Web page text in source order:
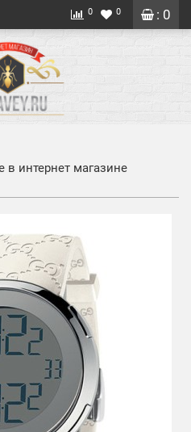
: 0
0 0
в интернет магазине